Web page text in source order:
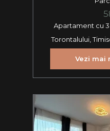
Apartament cu
Torontalului,
Vezi mai